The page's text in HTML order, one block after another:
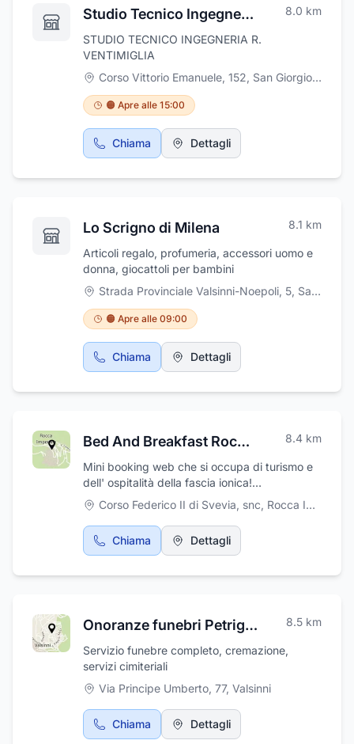
Studio Tecnico Ingegneria Ventimiglia 8.0 km
STUDIO TECNICO INGEGNERIA R.
VENTIMIGLIA
Corso Vittorio Emanuele, 152, San Giorgio Lucano
🟠 Apre alle 15:00
Chiama Dettagli
Lo Scrigno di Milena 8.1 km
Articoli regalo, profumeria, accessori uomo e
donna, giocattoli per bambini
Strada Provinciale Valsinni-Noepoli, 5, San Giorgio Lucano
🟠 Apre alle 09:00
Chiama Dettagli
Bed And Breakfast Rocca Imperiale 8.4 km
Mini booking web che si occupa di turismo e
dell' ospitalità della fascia ionica!
www.bedandbreakfastroccaimperiale.it per
cercare Bed e case vacanze
Corso Federico II di Svevia, snc, Rocca Imperiale
Chiama Dettagli
Onoranze funebri Petrigliano 8.5 km
Servizio funebre completo, cremazione,
servizi cimiteriali
Via Principe Umberto, 77, Valsinni
Chiama Dettagli